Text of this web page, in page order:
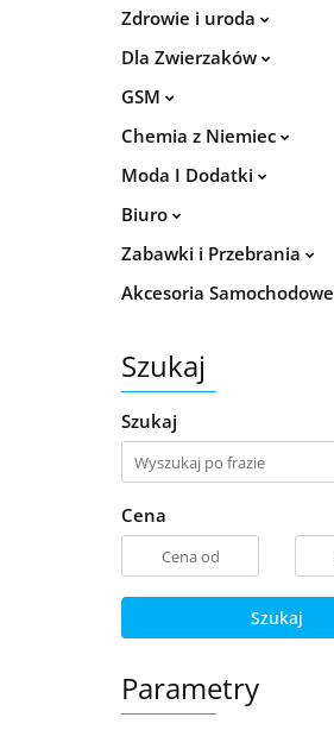
Zdrowie i uroda
Dla Zwierzaków
GSM
Chemia z Niemiec
Moda I Dodatki
Biuro
Zabawki i Przebrania
Akcesoria Samochodowe
Szukaj
Szukaj
Cena
Szukaj
Parametry